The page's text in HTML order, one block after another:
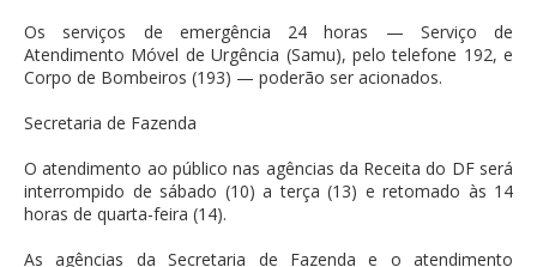
Os serviços de emergência 24 horas — Serviço de
Atendimento Móvel de Urgência (Samu), pelo telefone 192, e
Corpo de Bombeiros (193) — poderão ser acionados.
Secretaria de Fazenda
O atendimento ao público nas agências da Receita do DF será
interrompido de sábado (10) a terça (13) e retomado às 14
horas de quarta-feira (14).
As agências da Secretaria de Fazenda e o atendimento